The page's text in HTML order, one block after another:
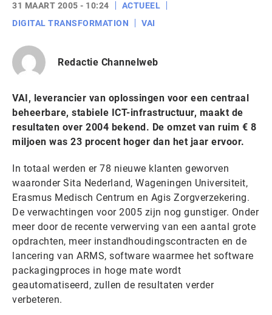
31 MAART 2005 - 10:24
ACTUEEL
DIGITAL TRANSFORMATION
VAI
Redactie Channelweb
VAI, leverancier van oplossingen voor een centraal
beheerbare, stabiele ICT-infrastructuur, maakt de
resultaten over 2004 bekend. De omzet van ruim € 8
miljoen was 23 procent hoger dan het jaar ervoor.
In totaal werden er 78 nieuwe klanten geworven
waaronder Sita Nederland, Wageningen Universiteit,
Erasmus Medisch Centrum en Agis Zorgverzekering.
De verwachtingen voor 2005 zijn nog gunstiger. Onder
meer door de recente verwerving van een aantal grote
opdrachten, meer instandhoudingscontracten en de
lancering van ARMS, software waarmee het software
packagingproces in hoge mate wordt
geautomatiseerd, zullen de resultaten verder
verbeteren.